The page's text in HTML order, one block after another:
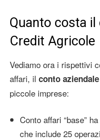
Quanto costa
Credit Agricole
Vediamo ora i rispettivi
affari, il conto
piccole imprese:
Conto affari “base”
che include 25